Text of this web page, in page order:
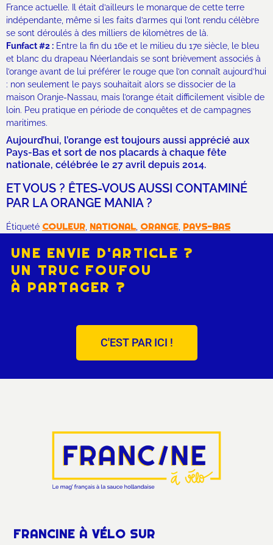
France actuelle. Il était d’ailleurs le monarque de cette terre
indépendante, même si les faits d’armes qui l’ont rendu célèbre
se sont déroulés à des milliers de kilomètres de là.
Funfact #2 : Entre la fin du 16e et le milieu du 17e siècle, le bleu
et blanc du drapeau Néerlandais se sont brièvement associés à
l’orange avant de lui préférer le rouge que l’on connaît aujourd’hui
: non seulement le pays souhaitait alors se dissocier de la
maison Oranje-Nassau, mais l’orange était difficilement visible de
loin. Peu pratique en période de conquêtes et de campagnes
maritimes.
Aujourd’hui, l’orange est toujours aussi apprécié aux
Pays-Bas et sort de nos placards à chaque fête
nationale, célébrée le 27 avril depuis 2014.
ET VOUS ? ÊTES-VOUS AUSSI CONTAMINÉ
PAR LA ORANGE MANIA ?
Étiqueté COULEUR NATIONAL, ORANGE PAYS-BAS
UNE ENVIE D'ARTICLE ?
UN TRUC FOUFOU
À PARTAGER ?
C'EST PAR ICI !
FRANCINE À VÉLO SUR